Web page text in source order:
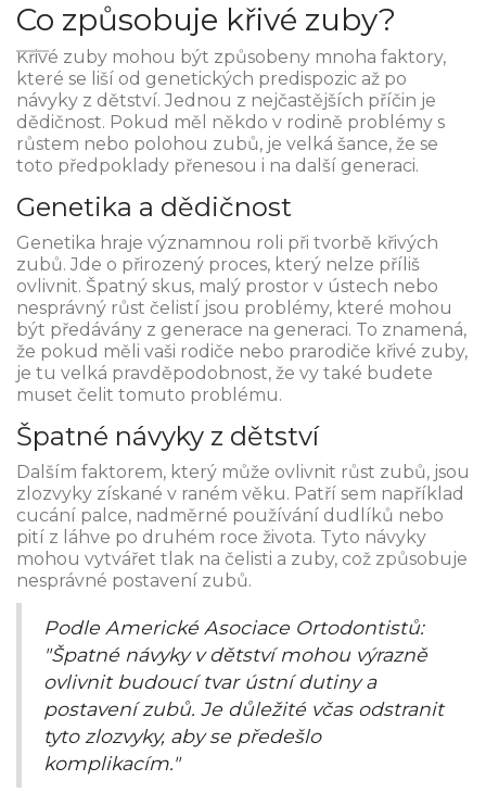
Co způsobuje křivé zuby?
Křivé zuby mohou být způsobeny mnoha faktory,
které se liší od genetických predispozic až po
návyky z dětství. Jednou z nejčastějších příčin je
dědičnost. Pokud měl někdo v rodině problémy s
růstem nebo polohou zubů, je velká šance, že se
toto předpoklady přenesou i na další generaci.
Genetika a dědičnost
Genetika hraje významnou roli při tvorbě křivých
zubů. Jde o přirozený proces, který nelze příliš
ovlivnit. Špatný skus, malý prostor v ústech nebo
nesprávný růst čelistí jsou problémy, které mohou
být předávány z generace na generaci. To znamená,
že pokud měli vaši rodiče nebo prarodiče křivé zuby,
je tu velká pravděpodobnost, že vy také budete
muset čelit tomuto problému.
Špatné návyky z dětství
Dalším faktorem, který může ovlivnit růst zubů, jsou
zlozvyky získané v raném věku. Patří sem například
cucání palce, nadměrné používání dudlíků nebo
pití z láhve po druhém roce života. Tyto návyky
mohou vytvářet tlak na čelisti a zuby, což způsobuje
nesprávné postavení zubů.
Podle Americké Asociace Ortodontistů:
"Špatné návyky v dětství mohou výrazně
ovlivnit budoucí tvar ústní dutiny a
postavení zubů. Je důležité včas odstranit
tyto zlozvyky, aby se předešlo
komplikacím."